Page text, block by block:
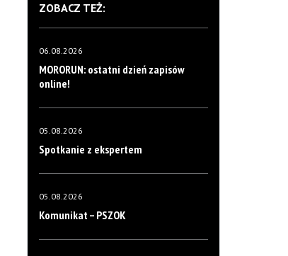
ZOBACZ TEŻ:
06.08.2026
MORORUN: ostatni dzień zapisów
online!
05.08.2026
Spotkanie z ekspertem
05.08.2026
Komunikat – PSZOK